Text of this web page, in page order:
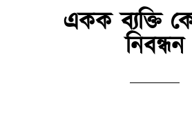
একক ব্যক্তি
নিবন্ধন